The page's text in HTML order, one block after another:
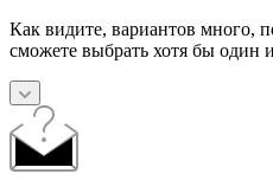
Как видите, вариантов много,
сможете выбрать хотя бы один